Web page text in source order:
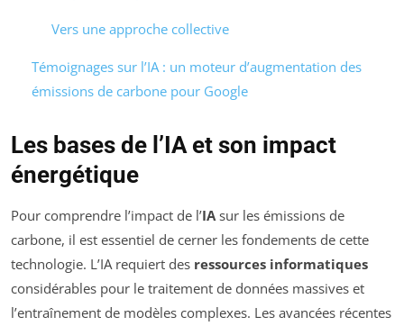
Vers une approche collective
Témoignages sur l’IA : un moteur d’augmentation des
émissions de carbone pour Google
Les bases de l’IA et son impact
énergétique
Pour comprendre l’impact de l’IA sur les émissions de
carbone, il est essentiel de cerner les fondements de cette
technologie. L’IA requiert des ressources informatiques
considérables pour le traitement de données massives et
l’entraînement de modèles complexes. Les avancées récentes